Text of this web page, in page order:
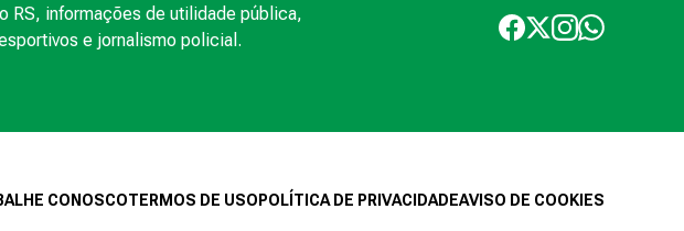
RS, informações de utilidade pública,
e jornalismo policial.
CONOSCOTERMOS DE USO POLÍTICA DE PRIVACIDADEAVISO DE COOKIES